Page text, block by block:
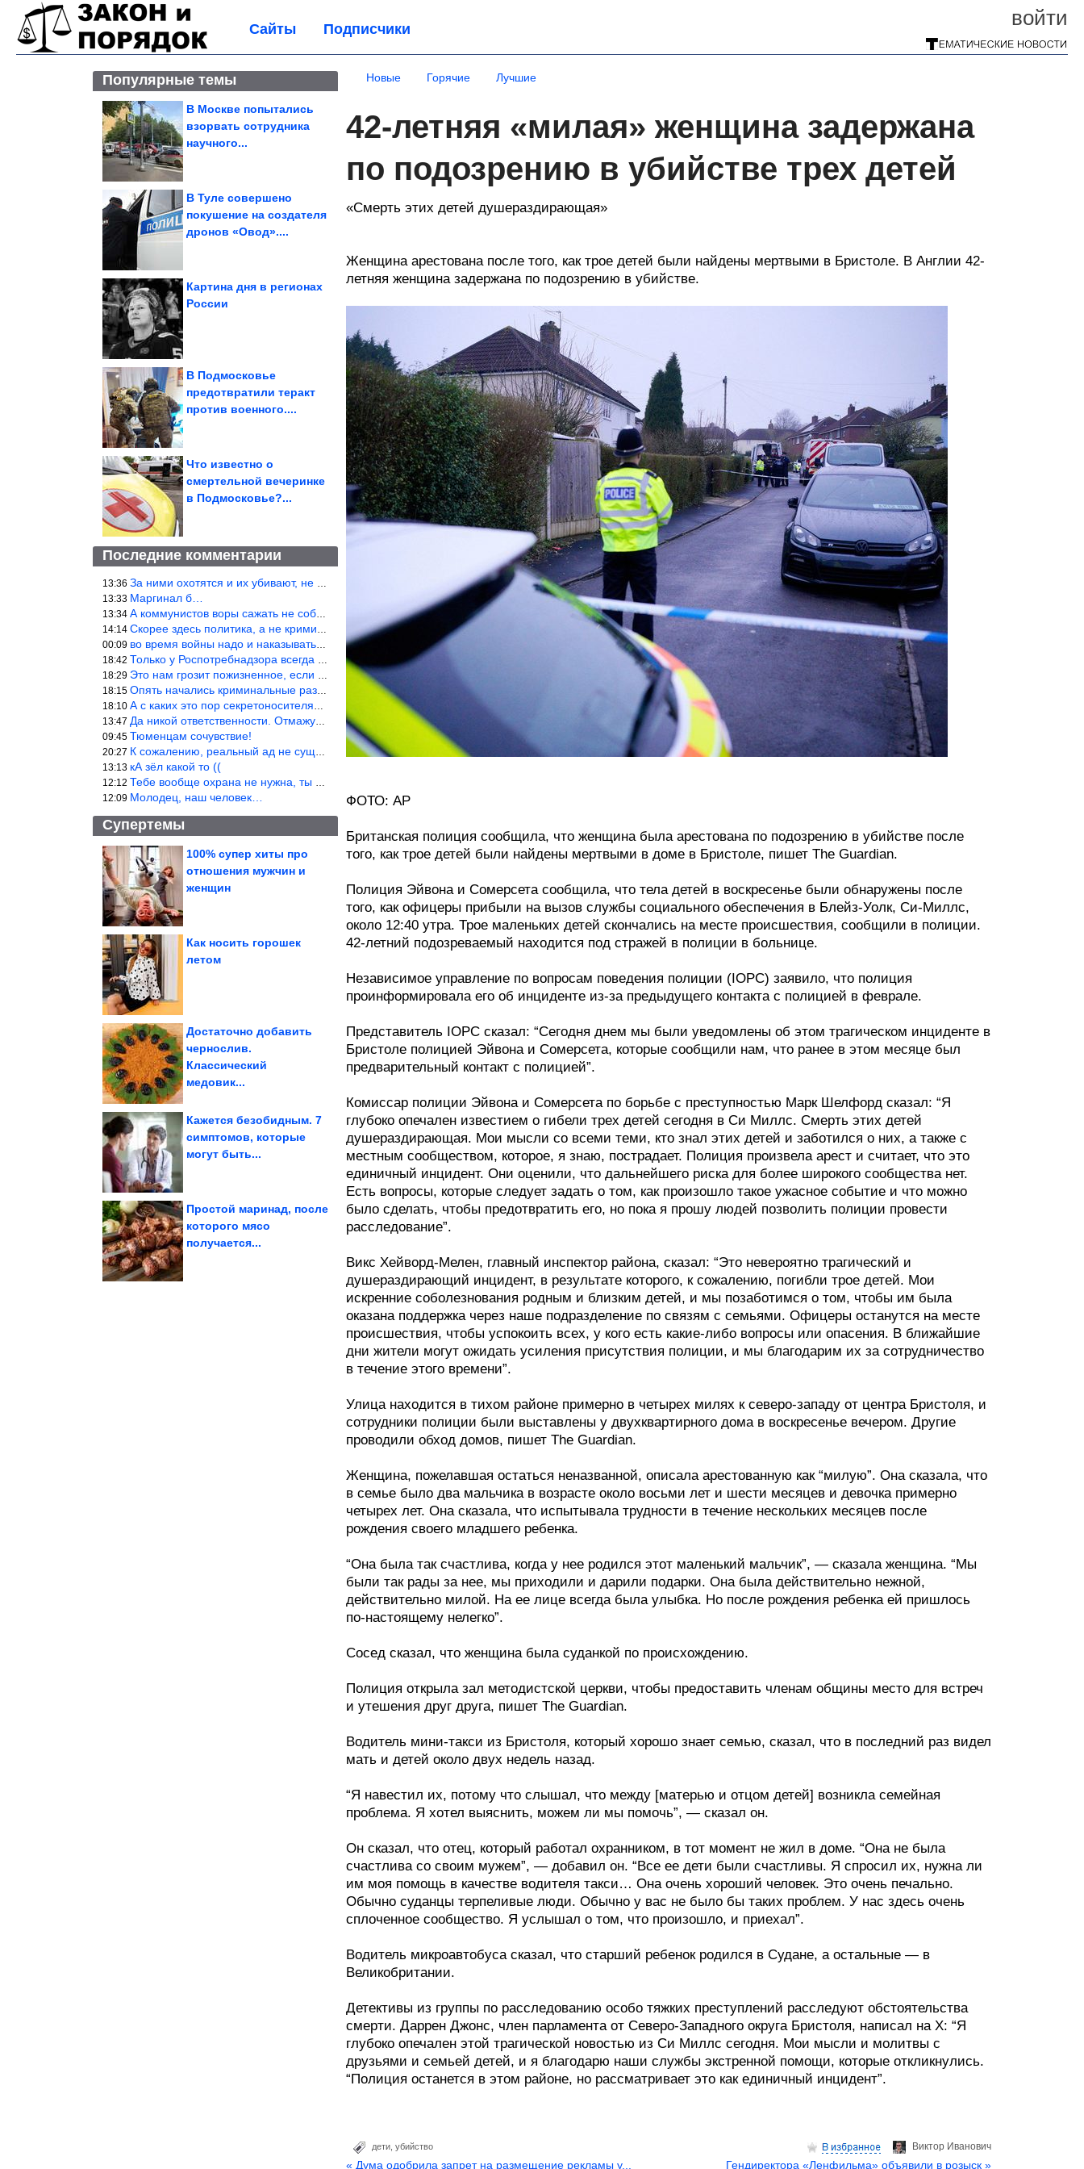
войти
Сайты Подписчики
Популярные темы
В Москве попытались
взорвать сотрудника
научного...
В Туле совершено
покушение на создателя
дронов «Овод»....
Картина дня в регионах
России
В Подмосковье
предотвратили теракт
против военного....
Что известно о
смертельной вечеринке
в Подмосковье?...
Последние комментарии
13:36 За ними охотятся и их убивают, не ужели не понял?
13:33 Маргинал б…
13:34 А коммунистов воры сажать не собираются ???
14:14 Скорее здесь политика, а не криминал. Хотя эти два понятия начин
00:09 во время войны надо и наказывать по законам военного времени, а
18:42 Только у Роспотребнадзора всегда и все в порядке! Когда касается
18:29 Это нам грозит пожизненное, если только грозно посмотреть в их с
18:15 Опять начались криминальные разборки аля 90е!
18:10 А с каких это пор секретоносителям положена охрана? Это его зада
13:47 Да никой ответственности. Отмажутся.
09:45 Тюменцам сочувствие!
20:27 К сожалению, реальный ад не существует.
13:13 кА зёл какой то ((
12:12 Тебе вообще охрана не нужна, ты никакой ценности не представляеш
12:09 Молодец, наш человек…
Супертемы
Сочная, розовая и без
Домашняя ветчина...
100% супер хиты про
отношения мужчин и
женщин
Как носить горошек
летом
Достаточно добавить
чернослив.
Классический
медовик...
Самые бессердечные
Кажется безобидным. 7
симптомов, которые
могут быть...
полезно заваривать
Простой маринад, после
которого мясо
получается...
Новые Горячие Лучшие
42-летняя «милая» женщина задержана
по подозрению в убийстве трех детей
«Смерть этих детей душераздирающая»
Женщина арестована после того, как трое детей были найдены мертвыми в Бристоле. В Англии 42-
летняя женщина задержана по подозрению в убийстве.
ФОТО: AP
Британская полиция сообщила, что женщина была арестована по подозрению в убийстве после
того, как трое детей были найдены мертвыми в доме в Бристоле, пишет The Guardian.
Полиция Эйвона и Сомерсета сообщила, что тела детей в воскресенье были обнаружены после
того, как офицеры прибыли на вызов службы социального обеспечения в Блейз-Уолк, Си-Миллс,
около 12:40 утра. Трое маленьких детей скончались на месте происшествия, сообщили в полиции.
42-летний подозреваемый находится под стражей в полиции в больнице.
Независимое управление по вопросам поведения полиции (IOPC) заявило, что полиция
проинформировала его об инциденте из-за предыдущего контакта с полицией в феврале.
Представитель IOPC сказал: “Сегодня днем мы были уведомлены об этом трагическом инциденте в
Бристоле полицией Эйвона и Сомерсета, которые сообщили нам, что ранее в этом месяце был
предварительный контакт с полицией”.
Комиссар полиции Эйвона и Сомерсета по борьбе с преступностью Марк Шелфорд сказал: “Я
глубоко опечален известием о гибели трех детей сегодня в Си Миллс. Смерть этих детей
душераздирающая. Мои мысли со всеми теми, кто знал этих детей и заботился о них, а также с
местным сообществом, которое, я знаю, пострадает. Полиция произвела арест и считает, что это
единичный инцидент. Они оценили, что дальнейшего риска для более широкого сообщества нет.
Есть вопросы, которые следует задать о том, как произошло такое ужасное событие и что можно
было сделать, чтобы предотвратить его, но пока я прошу людей позволить полиции провести
расследование”.
Викс Хейворд-Мелен, главный инспектор района, сказал: “Это невероятно трагический и
душераздирающий инцидент, в результате которого, к сожалению, погибли трое детей. Мои
искренние соболезнования родным и близким детей, и мы позаботимся о том, чтобы им была
оказана поддержка через наше подразделение по связям с семьями. Офицеры останутся на месте
происшествия, чтобы успокоить всех, у кого есть какие-либо вопросы или опасения. В ближайшие
дни жители могут ожидать усиления присутствия полиции, и мы благодарим их за сотрудничество
в течение этого времени”.
Улица находится в тихом районе примерно в четырех милях к северо-западу от центра Бристоля, и
сотрудники полиции были выставлены у двухквартирного дома в воскресенье вечером. Другие
проводили обход домов, пишет The Guardian.
Женщина, пожелавшая остаться неназванной, описала арестованную как “милую”. Она сказала, что
в семье было два мальчика в возрасте около восьми лет и шести месяцев и девочка примерно
четырех лет. Она сказала, что испытывала трудности в течение нескольких месяцев после
рождения своего младшего ребенка.
“Она была так счастлива, когда у нее родился этот маленький мальчик”, — сказала женщина. “Мы
были так рады за нее, мы приходили и дарили подарки. Она была действительно нежной,
действительно милой. На ее лице всегда была улыбка. Но после рождения ребенка ей пришлось
по-настоящему нелегко”.
Сосед сказал, что женщина была суданкой по происхождению.
Полиция открыла зал методистской церкви, чтобы предоставить членам общины место для встреч
и утешения друг друга, пишет The Guardian.
Водитель мини-такси из Бристоля, который хорошо знает семью, сказал, что в последний раз видел
мать и детей около двух недель назад.
“Я навестил их, потому что слышал, что между [матерью и отцом детей] возникла семейная
проблема. Я хотел выяснить, можем ли мы помочь”, — сказал он.
Он сказал, что отец, который работал охранником, в тот момент не жил в доме. “Она не была
счастлива со своим мужем”, — добавил он. “Все ее дети были счастливы. Я спросил их, нужна ли
им моя помощь в качестве водителя такси… Она очень хороший человек. Это очень печально.
Обычно суданцы терпеливые люди. Обычно у вас не было бы таких проблем. У нас здесь очень
сплоченное сообщество. Я услышал о том, что произошло, и приехал”.
Водитель микроавтобуса сказал, что старший ребенок родился в Судане, а остальные — в
Великобритании.
Детективы из группы по расследованию особо тяжких преступлений расследуют обстоятельства
смерти. Даррен Джонс, член парламента от Северо-Западного округа Бристоля, написал на X: “Я
глубоко опечален этой трагической новостью из Си Миллс сегодня. Мои мысли и молитвы с
друзьями и семьей детей, и я благодарю наши службы экстренной помощи, которые откликнулись.
“Полиция останется в этом районе, но рассматривает это как единичный инцидент”.
Виктор Иванович
дети убийство
« Дума одобрила запрет на размещение рекламы у... Гендиректора «Ленфильма» объявили в розыск »